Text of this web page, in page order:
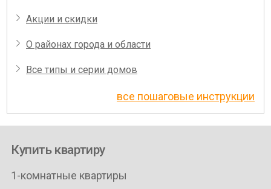
Акции и скидки
О районах города и области
Все типы и серии домов
все пошаговые инструкции
Купить квартиру
1-комнатные квартиры